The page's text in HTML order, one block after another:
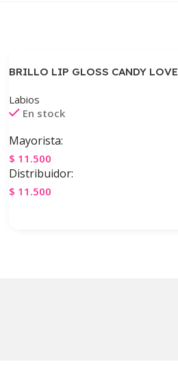
BRILLO LIP GLOSS CANDY LOVE
Labios
En stock
Mayorista:
$ 11.500
Distribuidor:
$ 11.500